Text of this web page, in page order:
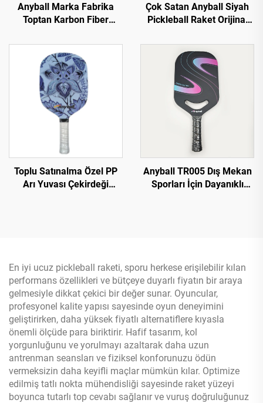
Anyball Marka Fabrika
Toptan Karbon Fiber
Çok Satan Anyball Siyah
Pickleball Raket Orijinal
Yetişkinler İçin İç/Dış
Mekan Sporları 16mm
Toplu Satınalma Özel PP
Arı Yuvası Çekirdeği
Anyball TR005 Dış Mekan
Sporları İçin Dayanıklı
En iyi ucuz pickleball raketi, sporu herkese erişilebilir kılan
performans özellikleri ve bütçeye duyarlı fiyatın bir araya
gelmesiyle dikkat çekici bir değer sunar. Oyuncular,
profesyonel kalite yapısı sayesinde oyun deneyimini
geliştirirken, daha yüksek fiyatlı alternatiflere kıyasla
önemli ölçüde para biriktirir. Hafif tasarım, kol
yorgunluğunu ve yorulmayı azaltarak daha uzun
antrenman seansları ve fiziksel konforunuzu ödün
vermeksizin daha keyifli maçlar mümkün kılar. Optimize
edilmiş tatlı nokta mühendisliği sayesinde raket yüzeyi
boyunca tutarlı top cevabı sağlanır ve vuruş doğruluğunuz